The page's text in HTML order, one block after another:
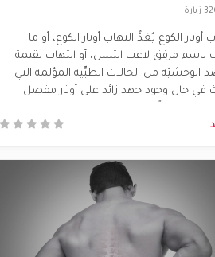
زيارة
أوتار الكوع يُعَدُّ التهاب أوتار الكوع، أو ما
باسم مرفق لاعب التنس، أو التهاب لقيمة
الوحشيّة من الحالات الطبِّية المؤلمة التي
في حال وجود جهد زائد على أوتار مفصل
ويحدث الألم عند ملامسة أوتار عضلات